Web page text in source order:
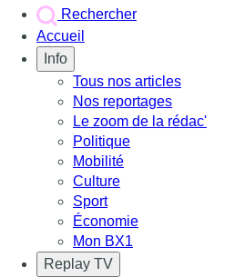
Rechercher
Accueil
Info
Tous nos articles
Nos reportages
Le zoom de la rédac'
Politique
Mobilité
Culture
Sport
Économie
Mon BX1
Replay TV